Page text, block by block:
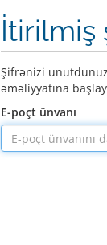
İtirilmiş
Şifrənizi
əməliyyatına
E-poçt ünvanı